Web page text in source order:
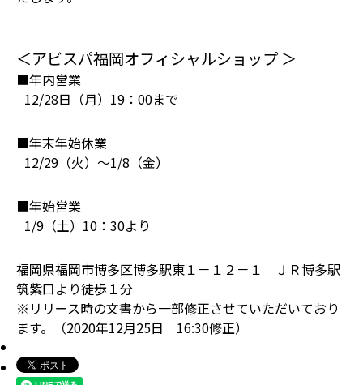
＜アビスパ福岡オフィシャルショップ ＞
■年内営業
12/28日（月）19：00まで
■年末年始休業
12/29（火）～1/8（金）
■年始営業
1/9（土）10：30より
福岡県福岡市博多区博多駅東１－１２－１ ＪＲ博多駅
筑紫口より徒歩１分
※リリース時の文書から一部修正させていただいており
ます。（2020年12月25日 16:30修正）